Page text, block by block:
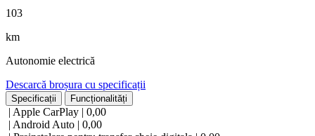
103
km
Autonomie electrică
Descarcă broșura cu specificații
Specificații Funcționalități
| Apple CarPlay | 0,00
| Android Auto | 0,00